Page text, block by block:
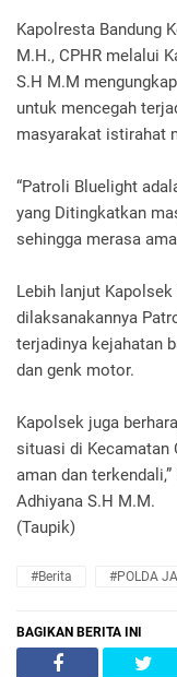
Kapolresta Bandung
M.H., CPHR melalui
S.H M.M
untuk mencegah
masyarakat istirahat
“Patroli Bluelight
yang Ditingkatkan
sehingga merasa
Lebih lanjut
dilaksanakannya
terjadinya kejahatan
dan genk motor.
Kapolsek juga
situasi di Kecamatan
aman dan
Adhiyana S.H M.M.
(Taupik)
#Berita #POLDA
BAGIKAN BERITA INI